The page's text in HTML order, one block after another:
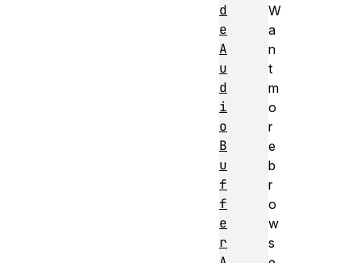
W
a
n
t
m
o
r
e
b
r
o
w
s
d
e
A
u
d
i
o
B
u
f
f
e
r